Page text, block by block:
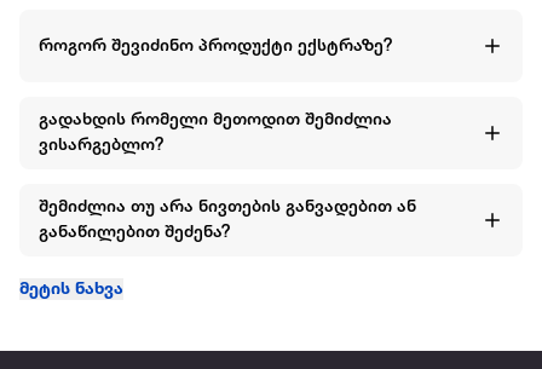
როგორ შევიძინო პროდუქტი ექსტრაზე?
გადახდის რომელი მეთოდით შემიძლია
ვისარგებლო?
შემიძლია თუ არა ნივთების განვადებით ან
განაწილებით შეძენა?
მეტის ნახვა